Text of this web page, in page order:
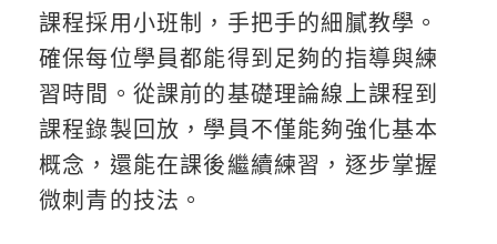
課程採用小班制，手把手的細膩教學。
確保每位學員都能得到足夠的指導與練
習時間。從課前的基礎理論線上課程到
課程錄製回放，學員不僅能夠強化基本
概念，還能在課後繼續練習，逐步掌握
微刺青的技法。